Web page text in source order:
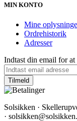
MIN KONTO
Mine
Ordrehistorik
Adresser
Indtast din email for
Solsikken ·
·